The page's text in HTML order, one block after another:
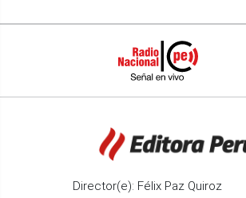
Director(e): Félix Paz Quiroz